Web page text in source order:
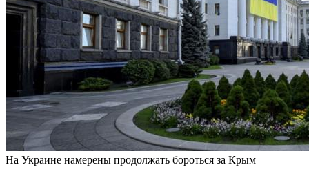
На Украине намерены продолжать бороться за Крым